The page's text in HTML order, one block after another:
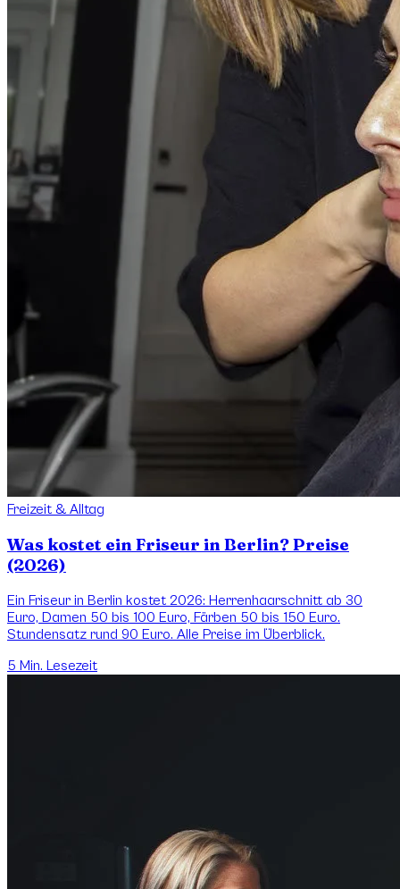
Freizeit & Alltag
Was kostet ein Friseur in Berlin? Preise
(2026)
Ein Friseur in Berlin kostet 2026: Herrenhaarschnitt ab 30
Euro, Damen 50 bis 100 Euro, Färben 50 bis 150 Euro.
Stundensatz rund 90 Euro. Alle Preise im Überblick.
5 Min. Lesezeit